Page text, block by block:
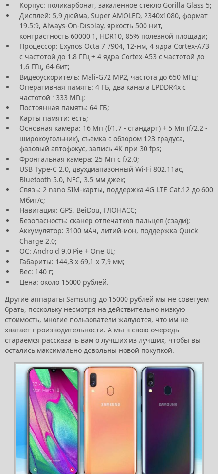
Корпус: поликарбонат, закаленное стекло Gorilla Glass 5;
Дисплей: 5,9 дюйма, Super AMOLED, 2340х1080, формат
19.5:9, Always-On-Display, яркость 500 нит,
контрастность 60000:1, HDR10, 85% полезной площади;
Процессор: Exynos Octa 7 7904, 12-нм, 4 ядра Cortex-A73
с частотой до 1.8 ГГц + 4 ядра Cortex-A53 с частотой до
1,6 ГГц, 64-бит;
Видеоускоритель: Mali-G72 MP2, частота до 650 МГц;
Оперативная память: 4 ГБ, два канала LPDDR4x с
частотой 1333 МГц;
Постоянная память: 64 ГБ;
Карты памяти: есть;
Основная камера: 16 Мп (f/1.7 - стандарт) + 5 Мп (f/2.2 -
широкоугольник), съемка с обзором 123 градуса,
фазовый автофокус, запись 4К при 30 fps;
Фронтальная камера: 25 Мп с f/2.0;
USB Type-C 2.0, двухдиапазонный Wi-Fi 802.11ac,
Bluetooth 5.0, NFC, 3.5 мм джек;
Связь: 2 nano SIM-карты, поддержка 4G LTE Cat.12 до 600
Мбит/с;
Навигация: GPS, BeiDou, ГЛОНАСС;
Безопасность: сканер отпечатков пальцев (сзади);
Аккумулятор: 3100 мАч, литий-ион, поддержка Quick
Charge 2.0;
ОС: Android 9.0 Pie + One UI;
Габариты: 144,3 x 69,1 x 7,9 мм;
Вес: 140 г;
Цена: около 15000 рублей.
Другие аппараты Samsung до 15000 рублей мы не советуем
брать, поскольку несмотря на действительно низкую
стоимость, многие пользователи жалуются, что им не
хватает производительности. А мы в свою очередь
стараемся рассказать вам о лучших из лучших, чтобы вы
остались максимально довольны новой покупкой.